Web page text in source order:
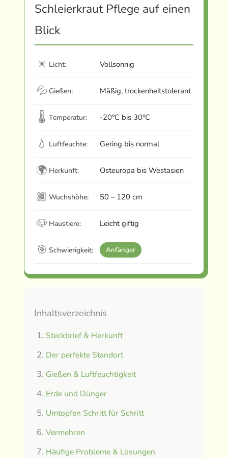
Schleierkraut Pflege auf einen
Blick
☀ Licht: Vollsonnig
💦 Gießen: Mäßig, trockenheitstolerant
🌡 Temperatur: -20°C bis 30°C
💧 Luftfeuchte: Gering bis normal
🌍 Herkunft: Osteuropa bis Westasien
🏾 Wuchshöhe: 50 – 120 cm
🐶 Haustiere: Leicht giftig
🎯 Schwierigkeit: Anfänger
Inhaltsverzeichnis
Steckbrief & Herkunft
Der perfekte Standort
Gießen & Luftfeuchtigkeit
Erde und Dünger
Umtopfen Schritt für Schritt
Vermehren
Häufige Probleme & Lösungen